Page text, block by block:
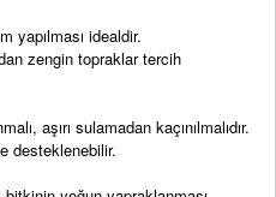
yapılması idealdir.
zengin topraklar tercih
aşırı sulamadan kaçınılmalıdır.
desteklenebilir.